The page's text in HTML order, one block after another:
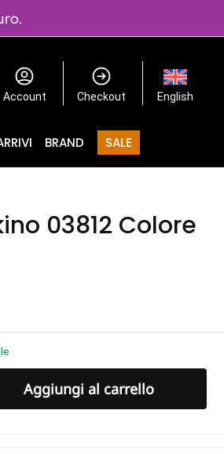
Account Checkout English
BRAND SALE
03812 Colore
Aggiungi al carrello